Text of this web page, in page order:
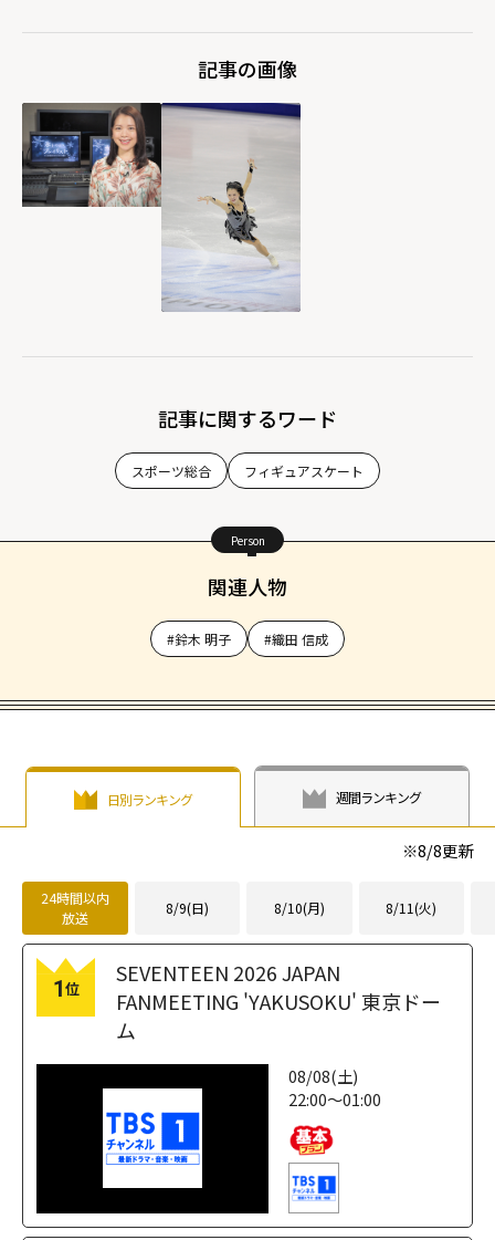
記事の画像
記事に関するワード
スポーツ総合 フィギュアスケート
Person
関連人物
#鈴木 明子 #織田 信成
日別ランキング 週間ランキング
※8/8更新
24時間以内
放送
8/9(日) 8/10(月) 8/11(火)
1位
SEVENTEEN 2026 JAPAN
FANMEETING 'YAKUSOKU' 東京ドー
ム
08/08(土)
22:00～01:00